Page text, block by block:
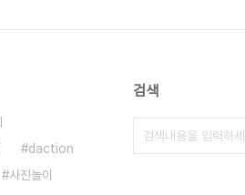
daction
사진놀이
검색